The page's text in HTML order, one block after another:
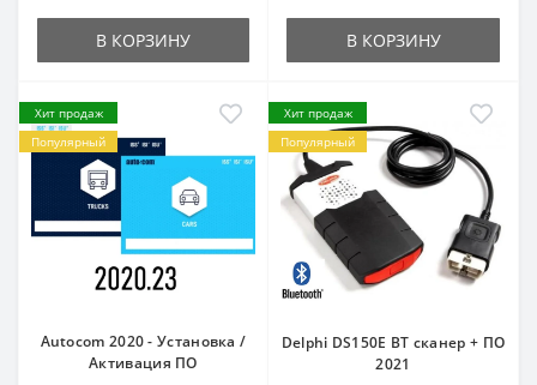
В КОРЗИНУ В КОРЗИНУ
Хит продаж
Популярный
Autocom 2020 - Установка /
Активация ПО
Хит продаж
Популярный
Delphi DS150E BT сканер + ПО
2021